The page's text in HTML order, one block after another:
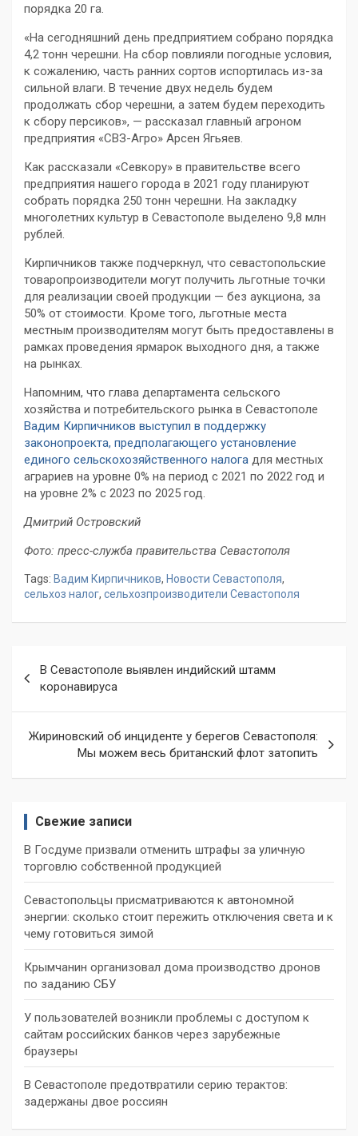
порядка 20 га.
«На сегодняшний день предприятием собрано порядка
4,2 тонн черешни. На сбор повлияли погодные условия,
к сожалению, часть ранних сортов испортилась из-за
сильной влаги. В течение двух недель будем
продолжать сбор черешни, а затем будем переходить
к сбору персиков», — рассказал главный агроном
предприятия «СВЗ-Агро» Арсен Ягьяев.
Как рассказали «Севкору» в правительстве всего
предприятия нашего города в 2021 году планируют
собрать порядка 250 тонн черешни. На закладку
многолетних культур в Севастополе выделено 9,8 млн
рублей.
Кирпичников также подчеркнул, что севастопольские
товаропроизводители могут получить льготные точки
для реализации своей продукции — без аукциона, за
50% от стоимости. Кроме того, льготные места
местным производителям могут быть предоставлены в
рамках проведения ярмарок выходного дня, а также
на рынках.
Напомним, что глава департамента сельского
хозяйства и потребительского рынка в Севастополе
Вадим Кирпичников выступил в поддержку
законопроекта, предполагающего установление
единого сельскохозяйственного налога для местных
аграриев на уровне 0% на период с 2021 по 2022 год и
на уровне 2% с 2023 по 2025 год.
Дмитрий Островский
Фото: пресс-служба правительства Севастополя
Tags: Вадим Кирпичников, Новости Севастополя,
сельхоз налог, сельхозпроизводители Севастополя
по
записям
В Севастополе выявлен индийский штамм
коронавируса
Жириновский об инциденте у берегов Севастополя:
Мы можем весь британский флот затопить
Свежие записи
В Госдуме призвали отменить штрафы за уличную
торговлю собственной продукцией
Севастопольцы присматриваются к автономной
энергии: сколько стоит пережить отключения света и к
чему готовиться зимой
Крымчанин организовал дома производство дронов
по заданию СБУ
У пользователей возникли проблемы с доступом к
сайтам российских банков через зарубежные
браузеры
В Севастополе предотвратили серию терактов:
задержаны двое россиян